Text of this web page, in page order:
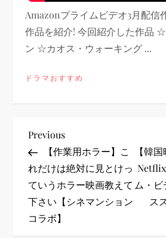
Amazonプライムビデオ3月配信
作品を紹介! 今回紹介した作品
ン ☆カオス・ウォーキング ...
ドラマおすすめ
投
稿
ナ
ビ
Previous
Post
Previous
【作業用ホラー】こ
れだけは絶対に見とけっ
ていうホラー映画教えて
下さい【シネマンション
コラボ】
【韓
ム・
ス